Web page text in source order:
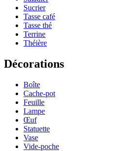
Sucrier
Tasse café
Tasse thé
Terrine
Théière
Décorations
Boîte
Cache-pot
Feuille
Lampe
Œuf
Statuette
Vase
Vide-poche